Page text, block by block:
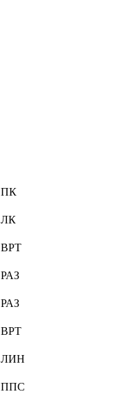
ПК
ЛК
ВРТ
РАЗ
РАЗ
ВРТ
ЛИН
ППС